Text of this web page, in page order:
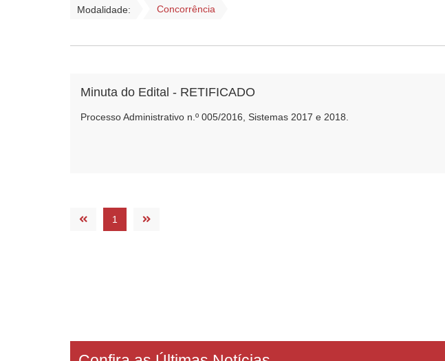
Modalidade: Concorrência
Minuta do Edital - RETIFICADO
Processo Administrativo n.º 005/2016, Sistemas 2017 e 2018.
1